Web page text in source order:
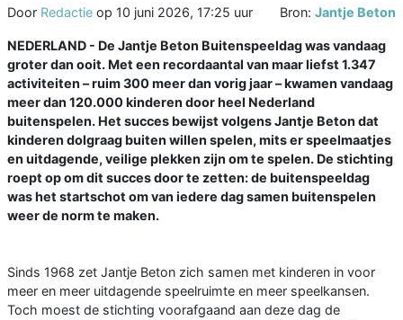
Door Redactie op 10 juni 2026, 17:25 uur Bron: Jantje Beton
NEDERLAND - De Jantje Beton Buitenspeeldag was vandaag
groter dan ooit. Met een recordaantal van maar liefst 1.347
activiteiten – ruim 300 meer dan vorig jaar – kwamen vandaag
meer dan 120.000 kinderen door heel Nederland
buitenspelen. Het succes bewijst volgens Jantje Beton dat
kinderen dolgraag buiten willen spelen, mits er speelmaatjes
en uitdagende, veilige plekken zijn om te spelen. De stichting
roept op om dit succes door te zetten: de buitenspeeldag
was het startschot om van iedere dag samen buitenspelen
weer de norm te maken.
Sinds 1968 zet Jantje Beton zich samen met kinderen in voor
meer en meer uitdagende speelruimte en meer speelkansen.
Toch moest de stichting voorafgaand aan deze dag de